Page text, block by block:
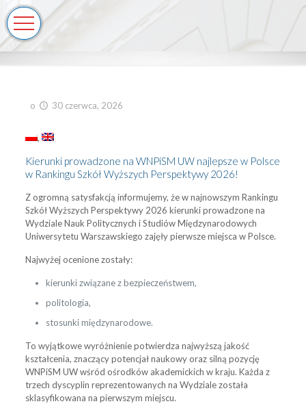
o 30 czerwca, 2026
Kierunki prowadzone na WNPiSM UW najlepsze w Polsce
w Rankingu Szkół Wyższych Perspektywy 2026!
Z ogromną satysfakcją informujemy, że w najnowszym Rankingu
Szkół Wyższych Perspektywy 2026 kierunki prowadzone na
Wydziale Nauk Politycznych i Studiów Międzynarodowych
Uniwersytetu Warszawskiego zajęły pierwsze miejsca w Polsce.
Najwyżej ocenione zostały:
kierunki związane z bezpieczeństwem,
politologia,
stosunki międzynarodowe.
To wyjątkowe wyróżnienie potwierdza najwyższą jakość
kształcenia, znaczący potencjał naukowy oraz silną pozycję
WNPiSM UW wśród ośrodków akademickich w kraju. Każda z
trzech dyscyplin reprezentowanych na Wydziale została
sklasyfikowana na pierwszym miejscu.